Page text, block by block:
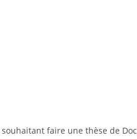
faire une thèse de